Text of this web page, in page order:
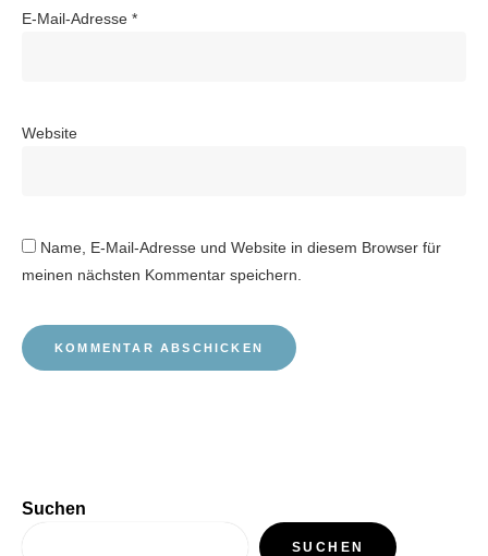
E-Mail-Adresse *
Website
Name, E-Mail-Adresse und Website in diesem Browser für
meinen nächsten Kommentar speichern.
Suchen
SUCHEN